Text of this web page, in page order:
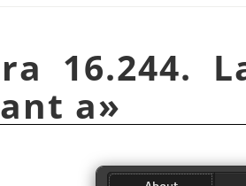
16.244.
a»